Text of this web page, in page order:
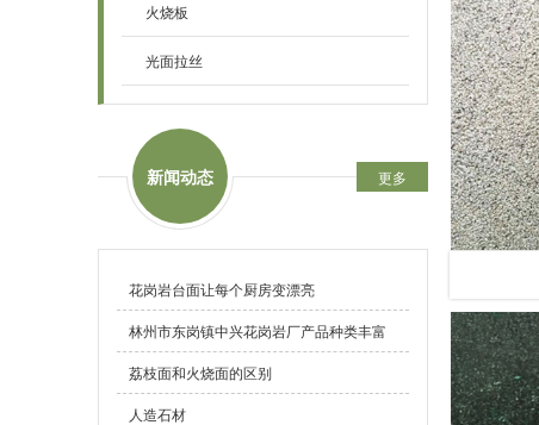
火烧板
光面拉丝
新闻动态 更多
花岗岩台面让每个厨房变漂亮
林州市东岗镇中兴花岗岩厂产品种类丰富
荔枝面和火烧面的区别
人造石材